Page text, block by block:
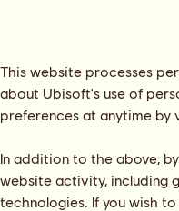
This website processes
about Ubisoft's use of
preferences at anytime by
In addition to the above,
website activity, including
technologies. If you wish